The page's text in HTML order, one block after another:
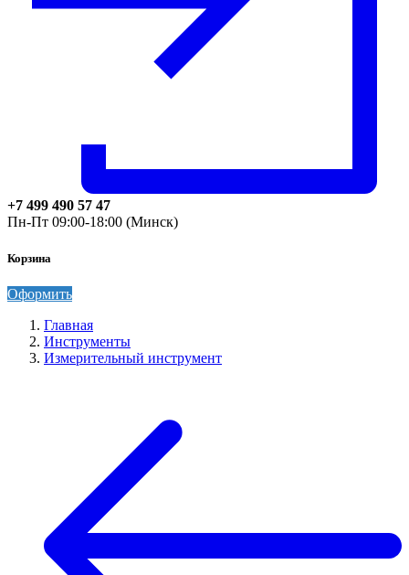
+7 499 490 57 47
Пн-Пт 09:00-18:00 (Минск)
Корзина
Оформить
Главная
Инструменты
Измерительный инструмент